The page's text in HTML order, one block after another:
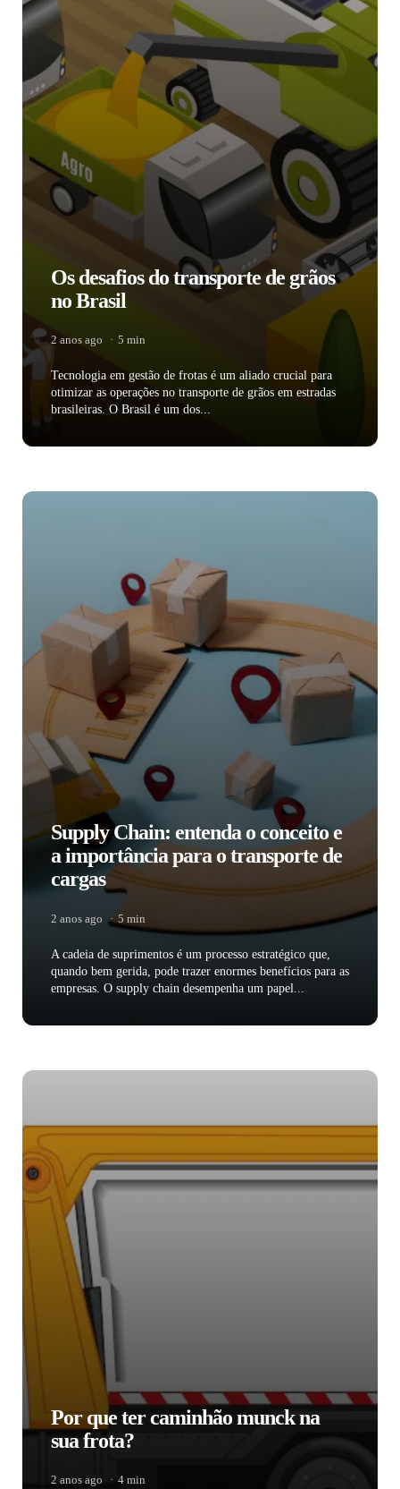
Os desafios do transporte de grãos
no Brasil
2 anos ago 5 min
Tecnologia em gestão de frotas é um aliado crucial para
otimizar as operações no transporte de grãos em estradas
brasileiras. O Brasil é um dos...
Supply Chain: entenda o conceito e
a importância para o transporte de
cargas
2 anos ago 5 min
A cadeia de suprimentos é um processo estratégico que,
quando bem gerida, pode trazer enormes benefícios para as
empresas. O supply chain desempenha um papel...
Por que ter caminhão munck na
sua frota?
2 anos ago 4 min